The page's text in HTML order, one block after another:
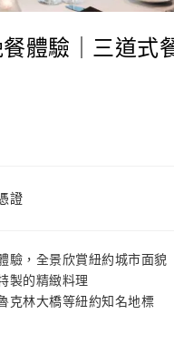
體驗｜三道式
證
驗，全景欣賞紐約城市面貌
製的精緻料理
克林大橋等紐約知名地標